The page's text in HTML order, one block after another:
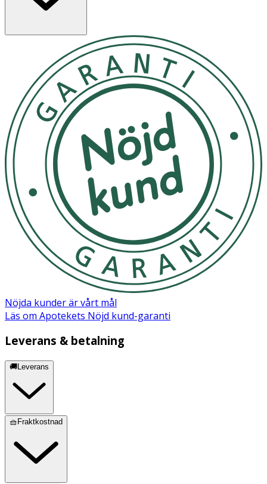
du alltid använda SPF.
- Förvaras mörkt och svalt.
Innehåll
Aloe Barbadensis Leaf Juice, CarthamusTinctorius
(Safflower) Seed Oil, Cetyl Alcohol, Glyceryl Stearate,
Diatomaceous Earth, Glycerin, Glycolic Acid, Sodium
Glycolate, Lauroamphocarboxyglycinate and Sodium
Trideceth Sulfate, Squalane, AnthemisNobilis Flower
(Chamomile) Extract, Saponaria Officinalis Leaf/Root
Extract, Hexylene Glycol (and) Fructose (and) Glucose
(and) Sucrose (and) Urea (and) Dextrin (and) Alanine (and)
Glutamic Acid (and) Aspartic Acid (and) Hexyl Nicotinate,
Persea Gratissima (Avocado) Oil, Triticum Vulgare
(Wheat) Germ Oil, Corylus Avellana (Hazelnut) Seed Oil,
SesamumIndicum (Sesame) Seed Oil, Phenoxyethanol,
Caprylyl Glycol, Ethylhexylglycerin, Xanthan Gum,
Fragrance, Chlorphenesin, Guar Gum, Sodium
Hyaluronate, Citric Acid. Made in USA / Fabriqué aux
États-Unis.
Nöjda kunder är vårt mål
Läs om Apotekets Nöjd kund-garanti
Leverans & betalning
🚚Leverans
🧺Fraktkostnad